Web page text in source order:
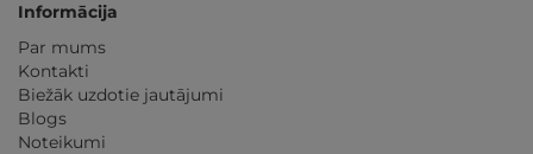
Informācija
Par mums
Kontakti
Biežāk uzdotie jautājumi
Blogs
Noteikumi